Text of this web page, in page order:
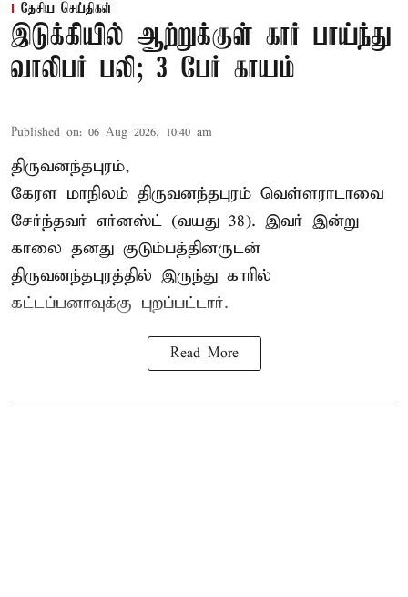
தேசிய செய்திகள்
இடுக்கியில் ஆற்றுக்குள் கார் பாய்ந்து
வாலிபர் பலி; 3 பேர் காயம்
Published on: 06 Aug 2026, 10:40 am
திருவனந்தபுரம்,
கேரள மாநிலம் திருவனந்தபுரம் வெள்ளராடாவை
சேர்ந்தவர் எர்னஸ்ட் (வயது 38). இவர் இன்று
காலை தனது குடும்பத்தினருடன்
திருவனந்தபுரத்தில் இருந்து காரில்
கட்டப்பனாவுக்கு புறப்பட்டார்.
Read More